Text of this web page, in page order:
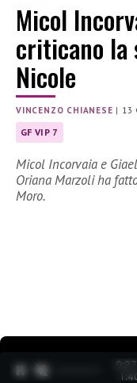
Micol
criticano la
Nicole
VINCENZO CHIANESE | 13
GF VIP 7
Micol Incorvaia e
Oriana Marzoli ha
Moro.